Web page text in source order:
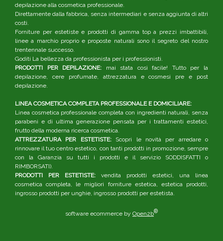
depilazione alla cosmetica professionale.
Direttamente dalla fabbrica, senza intermediari e senza aggiunta di altri
costi.
Forniture per estetiste e prodotti di gamma top a prezzi imbattibili,
linee a marchio proprio e proposte naturali sono il segreto del nostro
trentennale successo.
Goditi La bellezza da professionista per i professionisti.
PRODOTTI PER DEPILAZIONE: mai stata così facile! Tutto per la
depilazione, cere profumate, attrezzatura e cosmesi pre e post
depilazione.
LINEA COSMETICA COMPLETA PROFESSIONALE E DOMICILIARE:
Linea cosmetica professionale completa con ingredienti naturali, senza
parabeni e di ultima generazione pensata per i trattamenti estetici,
frutto della moderna ricerca cosmetica.
ATTREZZATURA PER ESTETISTE:Scopri le novità per arredare o
rinnovare il tuo centro estetico, con tanti prodotti in promozione, sempre
con la Garanzia su tutti i prodotti e il servizio SODDISFATTI o
RIMBORSATI).
PRODOTTI PER ESTETISTE: vendita prodotti estetici, una linea
cosmetica completa, le migliori forniture estetica, estetica prodotti,
ingrosso prodotti per unghie, ingrosso prodotti per estetista.
software ecommerce by Open2b®